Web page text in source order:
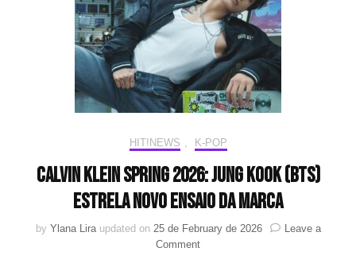
confira
detalhes
disponíveis
sobre
“CKJK:
Jung
Kook
Klein”
HIT!NEWS K-POP
Calvin Klein Spring 2026: Jung Kook (BTS)
estrela novo ensaio da marca
by Ylana Lira updated on 25 de February de 2026
Leave a
Commenton